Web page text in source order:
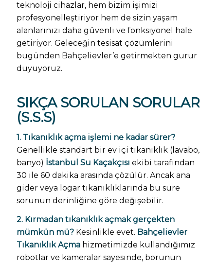
teknoloji cihazlar, hem bizim işimizi
profesyonelleştiriyor hem de sizin yaşam
alanlarınızı daha güvenli ve fonksiyonel hale
getiriyor. Geleceğin tesisat çözümlerini
bugünden Bahçelievler’e getirmekten gurur
duyuyoruz.
SIKÇA SORULAN SORULAR
(S.S.S)
1. Tıkanıklık açma işlemi ne kadar sürer?
Genellikle standart bir ev içi tıkanıklık (lavabo,
banyo) İstanbul Su Kaçakçısı ekibi tarafından
30 ile 60 dakika arasında çözülür. Ancak ana
gider veya logar tıkanıklıklarında bu süre
sorunun derinliğine göre değişebilir.
2. Kırmadan tıkanıklık açmak gerçekten
mümkün mü?Kesinlikle evet. Bahçelievler
Tıkanıklık Açmahizmetimizde kullandığımız
robotlar ve kameralar sayesinde, borunun